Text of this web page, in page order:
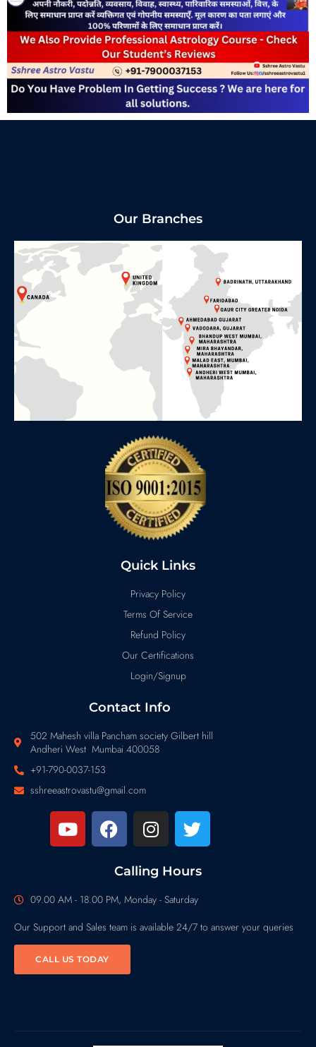
Our Branches
Quick Links
Privacy Policy
Terms Of Service
Refund Policy
Our Certifications
Login/Signup
Contact Info
502 Mahesh villa Pancham society Gilbert hill
Andheri West Mumbai 400058
+91-790-0037-153
sshreeastrovastu@gmail.com
Calling Hours
09.00 AM - 18.00 PM, Monday - Saturday
Our Support and Sales team is available 24/7 to answer your queries
CALL US TODAY